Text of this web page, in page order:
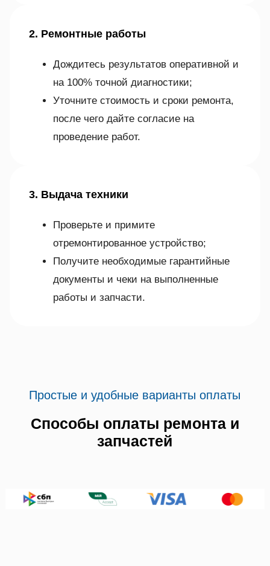
2. Ремонтные работы
Дождитесь результатов оперативной и
на 100% точной диагностики;
Уточните стоимость и сроки ремонта,
после чего дайте согласие на
проведение работ.
3. Выдача техники
Проверьте и примите
отремонтированное устройство;
Получите необходимые гарантийные
документы и чеки на выполненные
работы и запчасти.
Простые и удобные варианты оплаты
Способы оплаты ремонта и
запчастей